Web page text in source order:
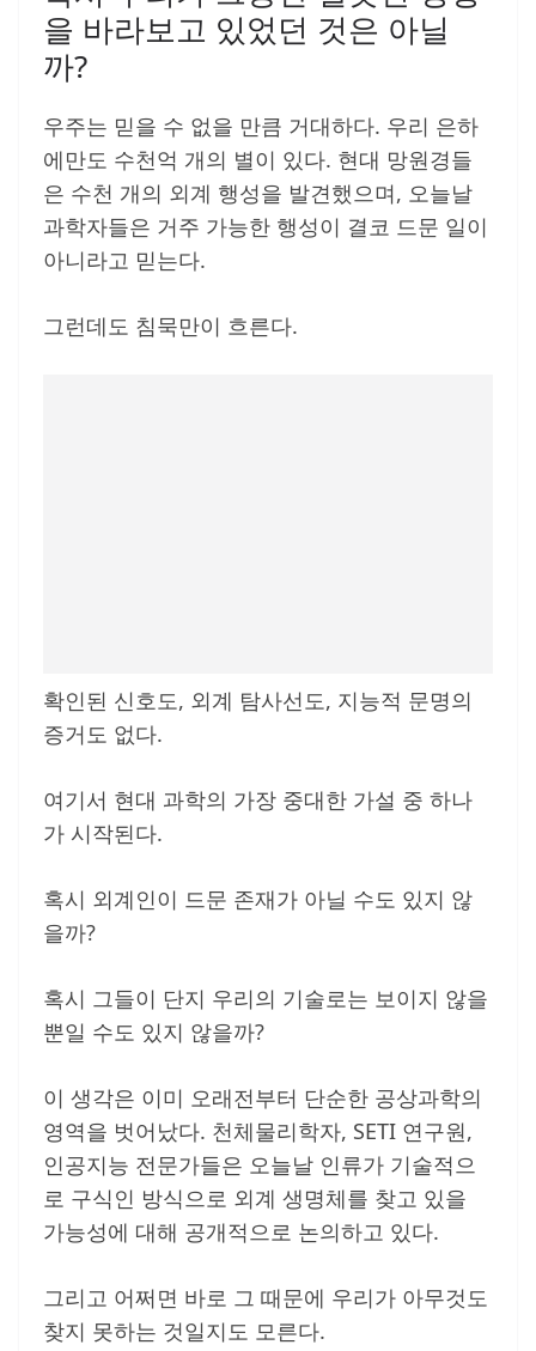
을 바라보고 있었던 것은 아닐
까?
우주는 믿을 수 없을 만큼 거대하다. 우리 은하
에만도 수천억 개의 별이 있다. 현대 망원경들
은 수천 개의 외계 행성을 발견했으며, 오늘날
과학자들은 거주 가능한 행성이 결코 드문 일이
아니라고 믿는다.
그런데도 침묵만이 흐른다.
확인된 신호도, 외계 탐사선도, 지능적 문명의
증거도 없다.
여기서 현대 과학의 가장 중대한 가설 중 하나
가 시작된다.
혹시 외계인이 드문 존재가 아닐 수도 있지 않
을까?
혹시 그들이 단지 우리의 기술로는 보이지 않을
뿐일 수도 있지 않을까?
이 생각은 이미 오래전부터 단순한 공상과학의
영역을 벗어났다. 천체물리학자, SETI 연구원,
인공지능 전문가들은 오늘날 인류가 기술적으
로 구식인 방식으로 외계 생명체를 찾고 있을
가능성에 대해 공개적으로 논의하고 있다.
그리고 어쩌면 바로 그 때문에 우리가 아무것도
찾지 못하는 것일지도 모른다.